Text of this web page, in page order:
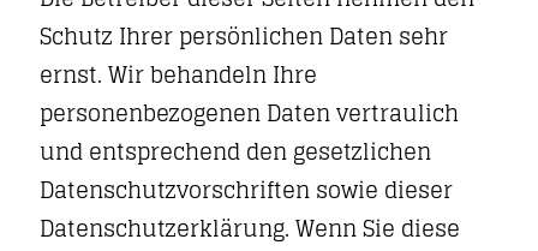
Schutz Ihrer persönlichen Daten sehr
ernst. Wir behandeln Ihre
personenbezogenen Daten vertraulich
und entsprechend den gesetzlichen
Datenschutzvorschriften sowie dieser
Datenschutzerklärung. Wenn Sie diese